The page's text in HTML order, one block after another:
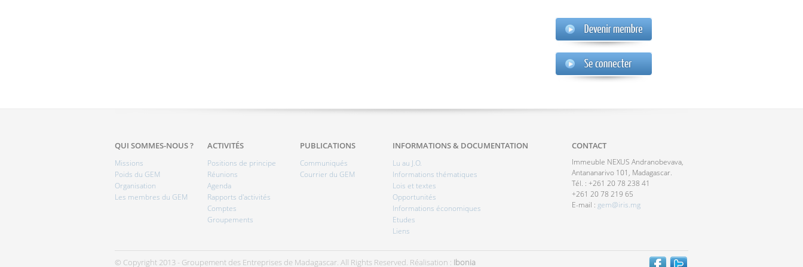
QUI SOMMES-NOUS ?
Missions
Poids du GEM
Organisation
Les membres du GEM
ACTIVITÉS
Positions de principe
Réunions
Agenda
Rapports d'activités
Comptes
Groupements
PUBLICATIONS
Communiqués
Courrier du GEM
INFORMATIONS & DOCUMENTATION
Lu au J.O.
Informations thématiques
Lois et textes
Opportunités
Informations économiques
Etudes
Liens
CONTACT
Immeuble NEXUS Andranobevava,
Antananarivo 101, Madagascar.
Tél. : +261 20 78 238 41
+261 20 78 219 65
E-mail : gem@iris.mg
© Copyright 2013 - Groupement des Entreprises de Madagascar. All Rights Reserved. Réalisation : Ibonia